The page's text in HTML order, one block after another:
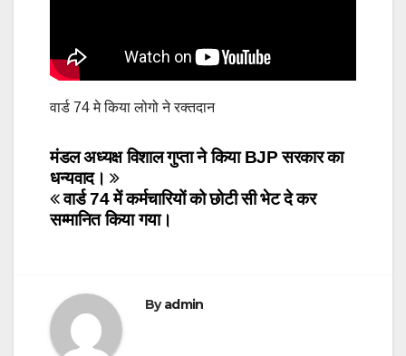
वार्ड 74 मे किया लोगो ने रक्तदान
Post
navigation
मंडल अध्यक्ष विशाल गुप्ता ने किया BJP सरकार का
धन्यवाद।
वार्ड 74 में कर्मचारियों को छोटी सी भेट दे कर
सम्मानित किया गया।
Byadmin